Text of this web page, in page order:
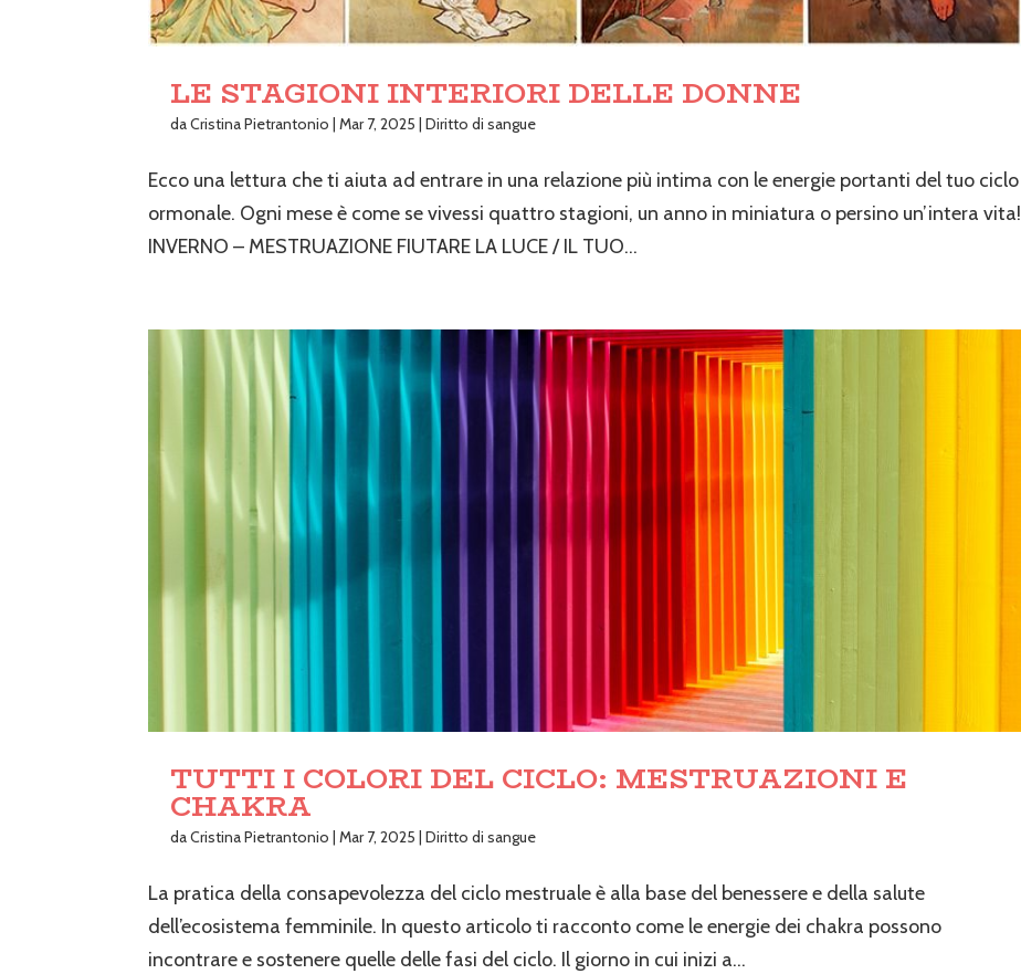
LE STAGIONI INTERIORI DELLE DONNE
daCristina Pietrantonio |Mar 7, 2025 |Diritto di sangue
Ecco una lettura che ti aiuta ad entrare in una relazione più intima con le energie portanti del tuo ciclo
ormonale. Ogni mese è come se vivessi quattro stagioni, un anno in miniatura o persino un’intera vita!
INVERNO – MESTRUAZIONE FIUTARE LA LUCE / IL TUO...
TUTTI I COLORI DEL CICLO: MESTRUAZIONI E
CHAKRA
daCristina Pietrantonio |Mar 7, 2025 |Diritto di sangue
La pratica della consapevolezza del ciclo mestruale è alla base del benessere e della salute
dell’ecosistema femminile. In questo articolo ti racconto come le energie dei chakra possono
incontrare e sostenere quelle delle fasi del ciclo. Il giorno in cui inizi a...